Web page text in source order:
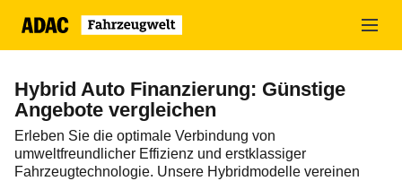
Hybrid Auto Finanzierung: Günstige
Angebote vergleichen
Erleben Sie die optimale Verbindung von
umweltfreundlicher Effizienz und erstklassiger
Fahrzeugtechnologie. Unsere Hybridmodelle vereinen